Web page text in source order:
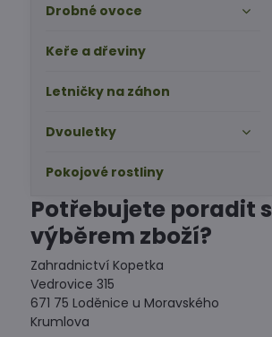
Drobné ovoce
Keře a dřeviny
Letničky na záhon
Dvouletky
Pokojové rostliny
Potřebujete poradit s
výběrem zboží?
Zahradnictví Kopetka
Vedrovice 315
671 75 Loděnice u Moravského
Krumlova